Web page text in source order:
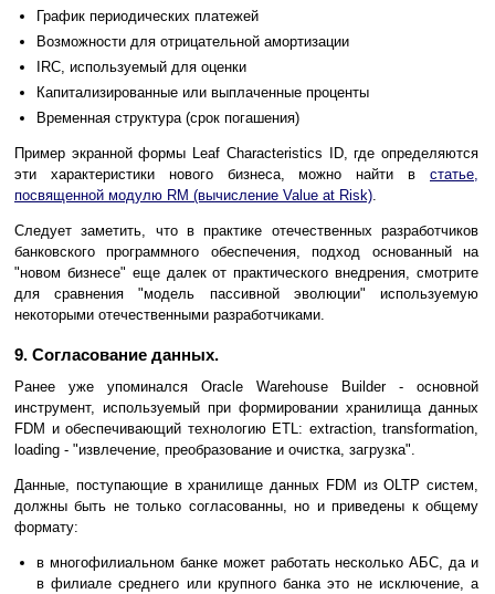
График периодических платежей
Возможности для отрицательной амортизации
IRC, используемый для оценки
Капитализированные или выплаченные проценты
Временная структура (срок погашения)
Пример экранной формы Leaf Characteristics ID, где определяются
эти характеристики нового бизнеса, можно найти в статье,
посвященной модулю RM (вычисление Value at Risk).
Следует заметить, что в практике отечественных разработчиков
банковского программного обеспечения, подход основанный на
"новом бизнесе" еще далек от практического внедрения, смотрите
для сравнения "модель пассивной эволюции" используемую
некоторыми отечественными разработчиками.
9. Согласование данных.
Ранее уже упоминался Oracle Warehouse Builder - основной
инструмент, используемый при формировании хранилища данных
FDM и обеспечивающий технологию ETL: extraction, transformation,
loading - "извлечение, преобразование и очистка, загрузка".
Данные, поступающие в хранилище данных FDM из OLTP систем,
должны быть не только согласованны, но и приведены к общему
формату:
в многофилиальном банке может работать несколько АБС, да и
в филиале среднего или крупного банка это не исключение, а